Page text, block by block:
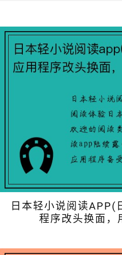
日本轻小说阅读APP(
程序改头换面，